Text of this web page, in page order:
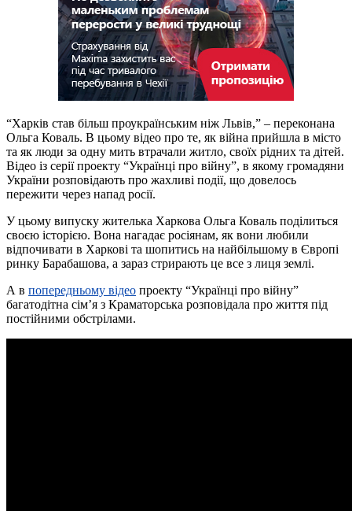
“Харків став більш проукраїнським ніж Львів,” – переконана
Ольга Коваль. В цьому відео про те, як війна прийшла в місто
та як люди за одну мить втрачали житло, своїх рідних та дітей.
Відео із серії проекту “Українці про війну”, в якому громадяни
України розповідають про жахливі події, що довелось
пережити через напад росії.
У цьому випуску жителька Харкова Ольга Коваль поділиться
своєю історією. Вона нагадає росіянам, як вони любили
відпочивати в Харкові та шопитись на найбільшому в Європі
ринку Барабашова, а зараз стрирають це все з лиця землі.
А в попередньому відео проекту “Українці про війну”
багатодітна сім’я з Краматорська розповідала про життя під
постійними обстрілами.